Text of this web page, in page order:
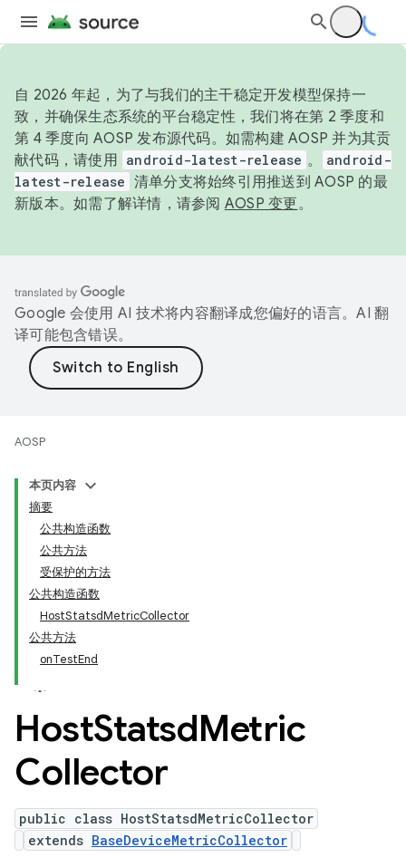
自 2026 年起，为了与我们的主干稳定开发模型保持一
致，并确保生态系统的平台稳定性，我们将在第 2 季度和
第 4 季度向 AOSP 发布源代码。如需构建 AOSP 并为其贡
献代码，请使用 android-latest-release 。
android-
latest-release 清单分支将始终引用推送到 AOSP 的最
新版本。如需了解详情，请参阅 AOSP 变更。
Google 会使用 AI 技术将内容翻译成您偏好的语言。AI 翻
译可能包含错误。
AOSP
本页内容
摘要
公共构造函数
公共方法
受保护的方法
公共构造函数
HostStatsdMetricCollector
公共方法
onTestEnd
HostStatsdMetric
Collector
public class HostStatsdMetricCollector
extends BaseDeviceMetricCollector